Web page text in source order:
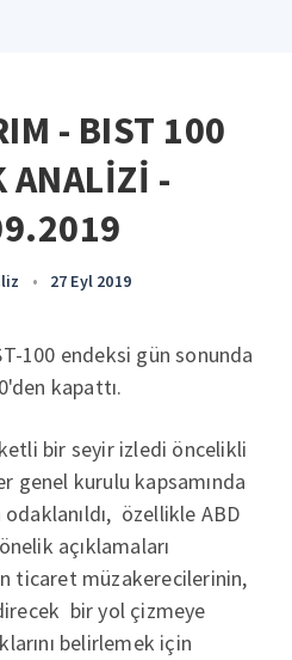
- BIST 100
ANALİZİ -
• 27 Eyl 2019
100 endeksi gün sonunda
kapattı.
bir seyir izledi öncelikli
kurulu kapsamında
özellikle ABD
açıklamaları
ticaret müzakerecilerinin,
bir yol çizmeye
belirlemek için